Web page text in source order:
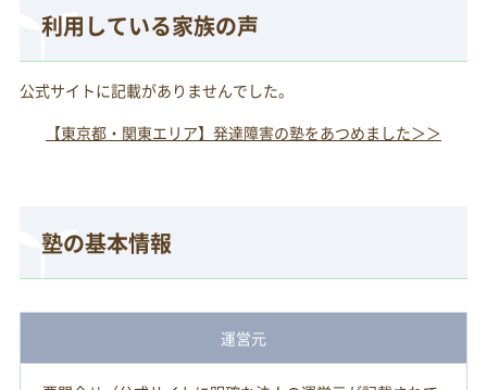
利用している家族の声
公式サイトに記載がありませんでした。
【東京都・関東エリア】発達障害の塾をあつめました＞＞
塾の基本情報
運営元